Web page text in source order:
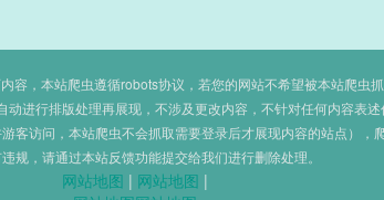
容，本站爬虫遵循robots协议，若您的网站不希望被本站爬虫
进行排版处理再展现，不涉及更改内容，不针对任何内容表述
客访问，本站爬虫不会抓取需要登录后才展现内容的站点），
规，请通过本站反馈功能提交给我们进行删除处理。
网站地图 | 网站地图 |